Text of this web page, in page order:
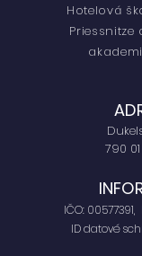
Hotelová
790
IČO: 00577391,
ID datové